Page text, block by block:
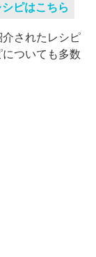
ピはこちら
介されたレシピ
ついても多数